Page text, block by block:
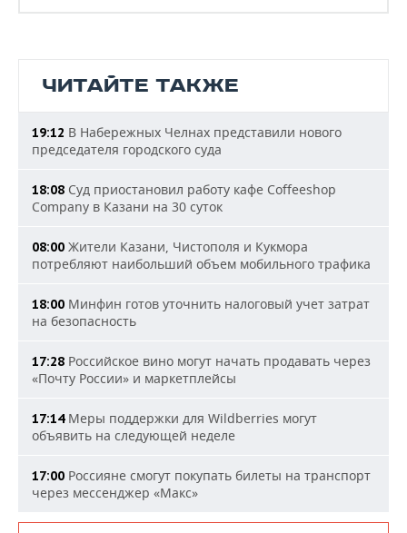
ЧИТАЙТЕ ТАКЖЕ
19:12 В Набережных Челнах представили нового
председателя городского суда
18:08 Суд приостановил работу кафе Coffeeshop
Company в Казани на 30 суток
08:00 Жители Казани, Чистополя и Кукмора
потребляют наибольший объем мобильного трафика
18:00 Минфин готов уточнить налоговый учет затрат
на безопасность
17:28 Российское вино могут начать продавать через
«Почту России» и маркетплейсы
17:14Меры поддержки для Wildberries могут
объявить на следующей неделе
17:00 Россияне смогут покупать билеты на транспорт
через мессенджер «Макс»